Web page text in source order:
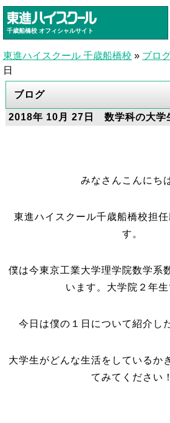
千歳船橋校 オフィシャルサイト
東進ハイスクール 千歳船橋校 » ブロ
日
ブログ
2018年 10月 27日 数学科の大学
みなさんこんにち
東進ハイスクール千歳船橋校担
す。
僕は今東京工業大学理学院数学系
います。大学院２年生
今日は僕の１日について紹介し
大学生がどんな生活をしているか
てみてください！